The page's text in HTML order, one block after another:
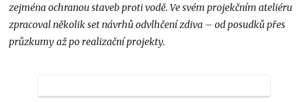
zejména ochranou staveb proti vodě. Ve svém projekčním ateliéru
zpracoval několik set návrhů odvlhčení zdiva – od posudků přes
průzkumy až po realizační projekty.